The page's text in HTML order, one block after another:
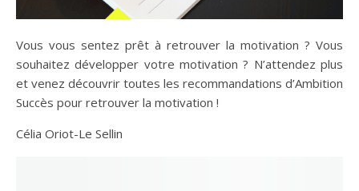
Vous vous sentez prêt à retrouver la motivation ? Vous
souhaitez développer votre motivation ? N’attendez plus
et venez découvrir toutes les recommandations d’Ambition
Succès pour retrouver la motivation !
Célia Oriot-Le Sellin